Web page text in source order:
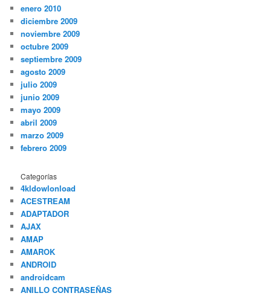
enero 2010
diciembre 2009
noviembre 2009
octubre 2009
septiembre 2009
agosto 2009
julio 2009
junio 2009
mayo 2009
abril 2009
marzo 2009
febrero 2009
Categorías
4kldowlonload
ACESTREAM
ADAPTADOR
AJAX
AMAP
AMAROK
ANDROID
androidcam
ANILLO CONTRASEÑAS